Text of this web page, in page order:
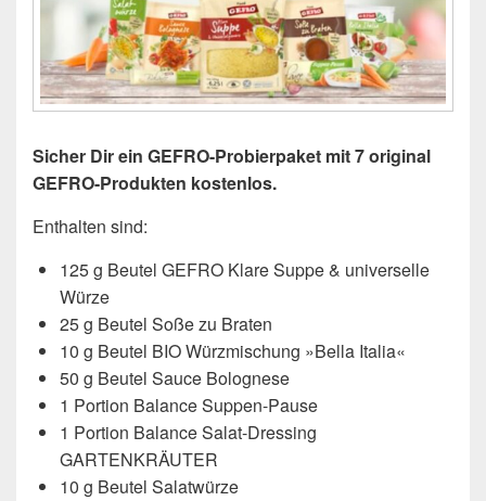
Sicher Dir ein GEFRO-Probierpaket mit 7 original
GEFRO-Produkten kostenlos.
Enthalten sind:
125 g Beutel GEFRO Klare Suppe & universelle
Würze
25 g Beutel Soße zu Braten
10 g Beutel BIO Würzmischung »Bella Italia«
50 g Beutel Sauce Bolognese
1 Portion Balance Suppen-Pause
1 Portion Balance Salat-Dressing
GARTENKRÄUTER
10 g Beutel Salatwürze